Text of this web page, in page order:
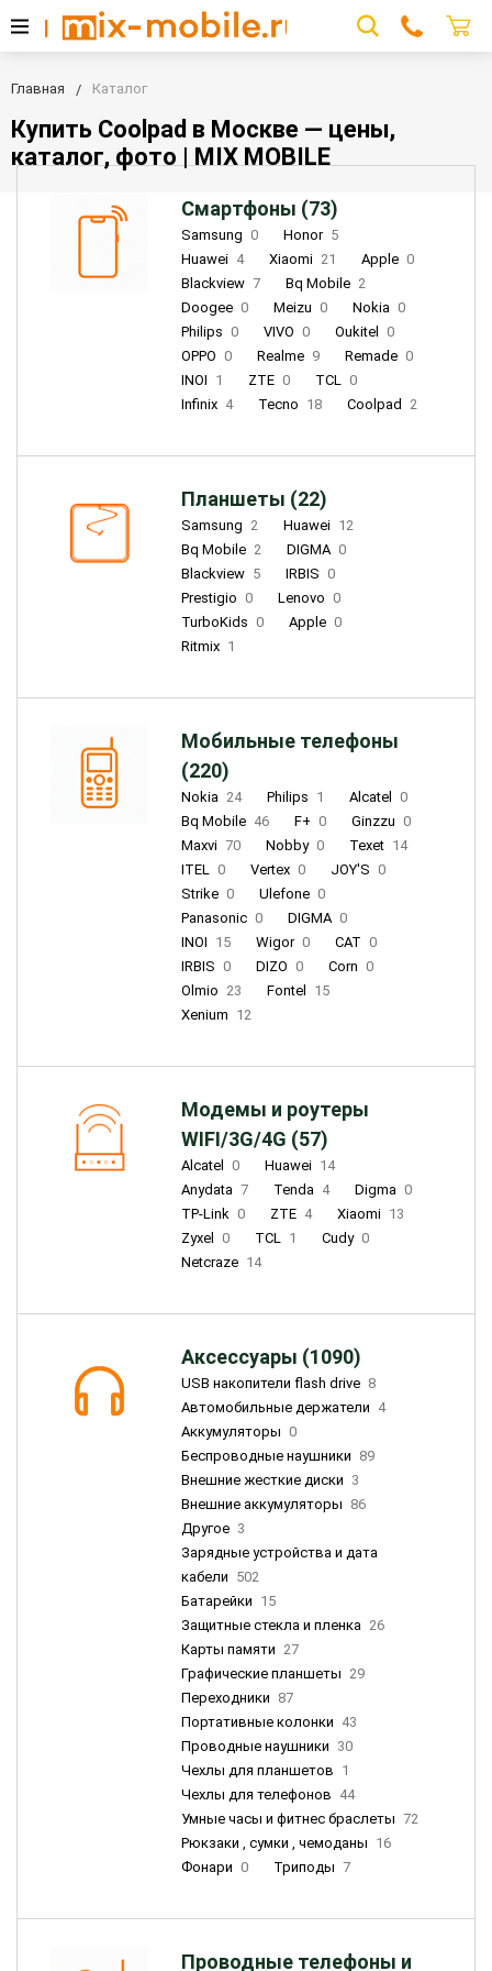
Главная Каталог
Купить Coolpad в Москве — цены,
каталог, фото | MIX MOBILE
Смартфоны (73)
Samsung 0 Honor 5
Huawei 4 Xiaomi 21 Apple 0
Blackview 7 Bq Mobile 2
Doogee 0 Meizu 0 Nokia 0
Philips 0 VIVO 0 Oukitel
0
OPPO 0 Realme 9 Remade 0
INOI 1 ZTE 0 TCL 0
Infinix 4 Tecno 18 Coolpad 2
Планшеты (22)
Samsung 2 Huawei 12
Bq Mobile 2 DIGMA 0
Blackview 5 IRBIS 0
Prestigio 0 Lenovo 0
TurboKids 0 Apple 0
Ritmix 1
Мобильные телефоны
(220)
Nokia 24 Philips 1 Alcatel
0
Bq Mobile 46 F+ 0 Ginzzu 0
Maxvi 70 Nobby 0 Texet 14
ITEL 0 Vertex 0 JOY'S 0
Strike 0 Ulefone 0
Panasonic 0 DIGMA 0
INOI 15 Wigor 0 CAT 0
IRBIS 0 DIZO 0 Corn 0
Olmio 23 Fontel
15
Xenium 12
Модемы и роутеры
WIFI/3G/4G (57)
Alcatel 0 Huawei 14
Anydata 7 Tenda 4 Digma 0
TP-Link 0 ZTE 4 Xiaomi 13
Zyxel
0 TCL 1 Cudy 0
Netcraze 14
Аксессуары (1090)
USB накопители flash drive 8
Автомобильные держатели 4
Аккумуляторы 0
Беспроводные наушники 89
Внешние жесткие диски 3
Внешние аккумуляторы 86
Другое 3
Зарядные устройства и дата
кабели 502
Батарейки 15
Защитные стекла и пленка 26
Карты памяти 27
Графические планшеты 29
Переходники 87
Портативные колонки 43
Проводные наушники 30
Чехлы для планшетов 1
Чехлы для телефонов 44
Умные часы и фитнес браслеты 72
Рюкзаки , сумки , чемоданы 16
Фонари 0 Триподы 7
Проводные телефоны и